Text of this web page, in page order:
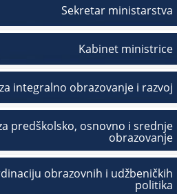
Sekretar ministarstva
Kabinet ministrice
integralno obrazovanje i razvoj
predškolsko, osnovno i srednje
obrazovanje
obrazovnih i udžbeničkih
politika